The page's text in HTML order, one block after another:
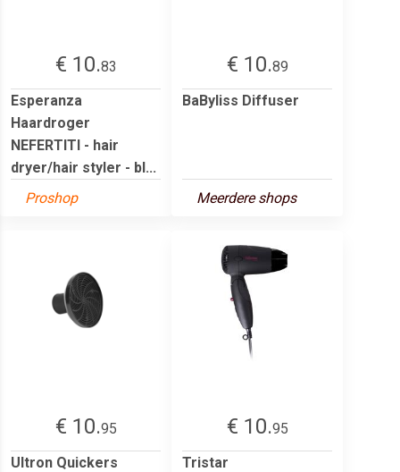
€ 10.83
Esperanza
Haardroger
NEFERTITI - hair
dryer/hair styler - bl...
Proshop
€ 10.89
BaByliss Diffuser
Meerdere shops
€ 10.95
Ultron Quickers
€ 10.95
Tristar